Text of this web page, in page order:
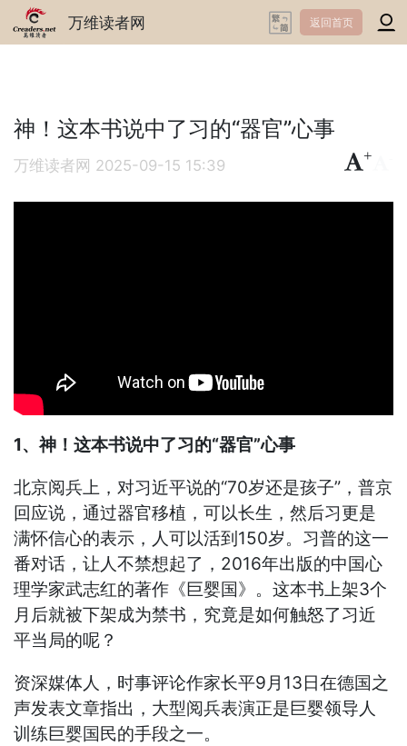
万维读者网 返回首页
神！这本书说中了习的“器官”心事
万维读者网 2025-09-15 15:39
+
1、神！这本书说中了习的“器官”心事
北京阅兵上，对习近平说的“70岁还是孩子”，普京
回应说，通过器官移植，可以长生，然后习更是
满怀信心的表示，人可以活到150岁。习普的这一
番对话，让人不禁想起了，2016年出版的中国心
理学家武志红的著作《巨婴国》。这本书上架3个
月后就被下架成为禁书，究竟是如何触怒了习近
平当局的呢？
资深媒体人，时事评论作家长平9月13日在德国之
声发表文章指出，大型阅兵表演正是巨婴领导人
训练巨婴国民的手段之一。